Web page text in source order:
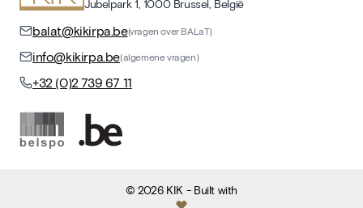
Jubelpark 1, 1000 Brussel, België
balat@kikirpa.be(vragen over BALaT)
info@kikirpa.be(algemene vragen)
+32 (0)2 739 67 11
©2026 KIK - Built with